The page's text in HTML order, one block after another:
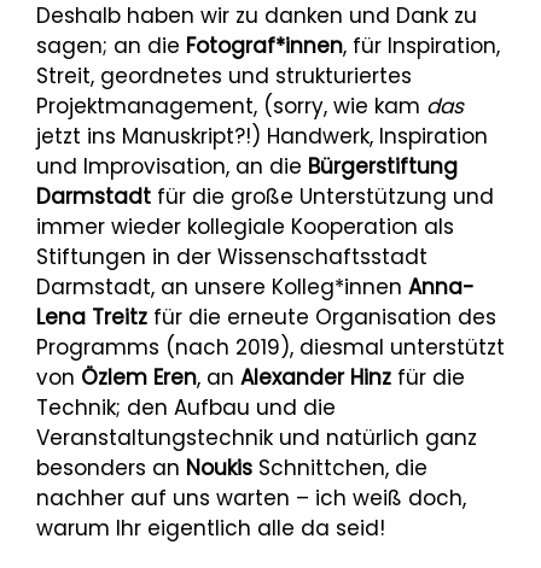
Deshalb haben wir zu danken und Dank zu
sagen; an die Fotograf*innen, für Inspiration,
Streit, geordnetes und strukturiertes
Projektmanagement, (sorry, wie kam das
jetzt ins Manuskript?!) Handwerk, Inspiration
und Improvisation, an die Bürgerstiftung
Darmstadt für die große Unterstützung und
immer wieder kollegiale Kooperation als
Stiftungen in der Wissenschaftsstadt
Darmstadt, an unsere Kolleg*innen Anna-
Lena Treitz für die erneute Organisation des
Programms (nach 2019), diesmal unterstützt
von Özlem Eren, an Alexander Hinz für die
Technik; den Aufbau und die
Veranstaltungstechnik und natürlich ganz
besonders an Noukis Schnittchen, die
nachher auf uns warten – ich weiß doch,
warum Ihr eigentlich alle da seid!